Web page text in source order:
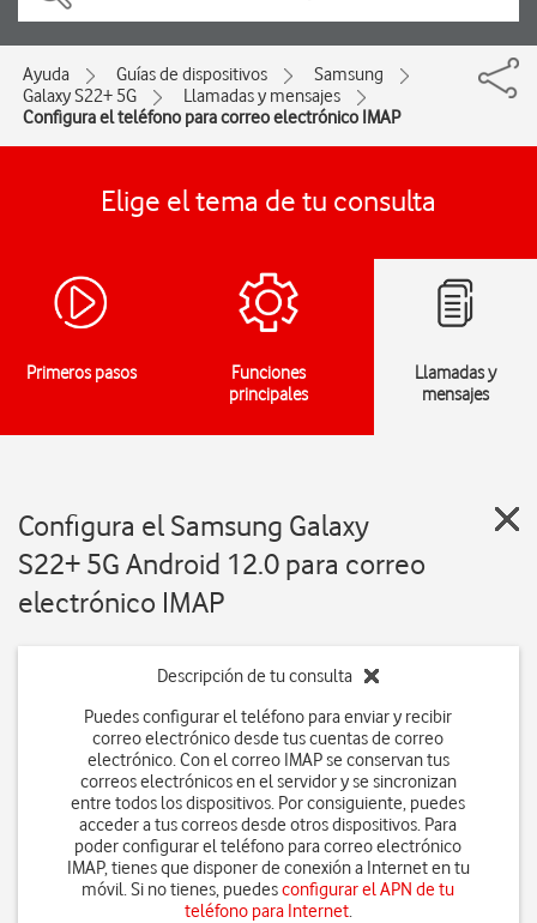
Ayuda Guías de dispositivos
Samsung
Galaxy S22+ 5G
Llamadas y mensajes
Configura el teléfono para correo electrónico IMAP
Elige el tema de tu consulta
Primeros pasos
Funciones
principales
Llamadas y
mensajes
Configura el Samsung Galaxy
S22+ 5G Android 12.0 para correo
electrónico IMAP
Descripción de tu consulta
Puedes configurar el teléfono para enviar y recibir
correo electrónico desde tus cuentas de correo
electrónico. Con el correo IMAP se conservan tus
correos electrónicos en el servidor y se sincronizan
entre todos los dispositivos. Por consiguiente, puedes
acceder a tus correos desde otros dispositivos. Para
poder configurar el teléfono para correo electrónico
IMAP, tienes que disponer de conexión a Internet en tu
móvil. Si no tienes, puedesconfigurar el APN de tu
teléfono para Internet.